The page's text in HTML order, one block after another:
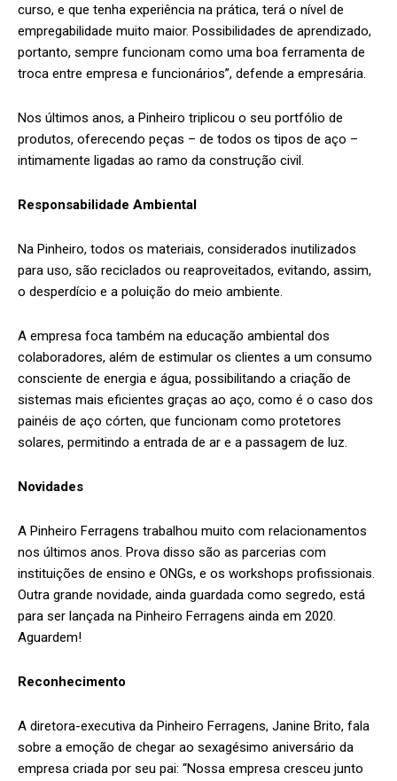
curso, e que tenha experiência na prática, terá o nível de
empregabilidade muito maior. Possibilidades de aprendizado,
portanto, sempre funcionam como uma boa ferramenta de
troca entre empresa e funcionários”, defende a empresária.
Nos últimos anos, a Pinheiro triplicou o seu portfólio de
produtos, oferecendo peças – de todos os tipos de aço –
intimamente ligadas ao ramo da construção civil.
Responsabilidade Ambiental
Na Pinheiro, todos os materiais, considerados inutilizados
para uso, são reciclados ou reaproveitados, evitando, assim,
o desperdício e a poluição do meio ambiente.
A empresa foca também na educação ambiental dos
colaboradores, além de estimular os clientes a um consumo
consciente de energia e água, possibilitando a criação de
sistemas mais eficientes graças ao aço, como é o caso dos
painéis de aço córten, que funcionam como protetores
solares, permitindo a entrada de ar e a passagem de luz.
Novidades
A Pinheiro Ferragens trabalhou muito com relacionamentos
nos últimos anos. Prova disso são as parcerias com
instituições de ensino e ONGs, e os workshops profissionais.
Outra grande novidade, ainda guardada como segredo, está
para ser lançada na Pinheiro Ferragens ainda em 2020.
Aguardem!
Reconhecimento
A diretora-executiva da Pinheiro Ferragens, Janine Brito, fala
sobre a emoção de chegar ao sexagésimo aniversário da
empresa criada por seu pai: “Nossa empresa cresceu junto